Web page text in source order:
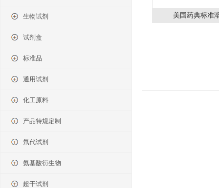
生物试剂
试剂盒
标准品
通用试剂
化工原料
产品特规定制
氘代试剂
氨基酸衍生物
超干试剂
美国药典标准